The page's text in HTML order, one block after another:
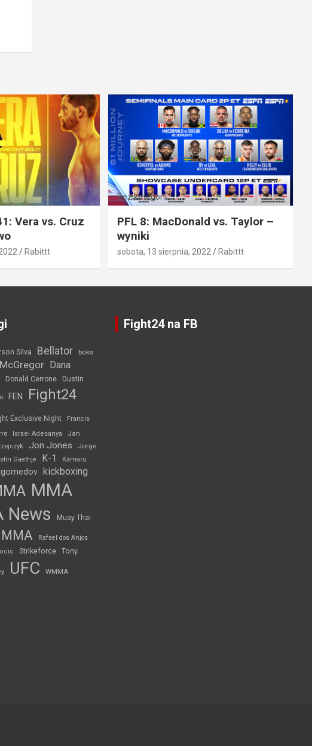
Vera vs. Cruz
Rabittt
Bez kategorii
PFL 8: MacDonald vs. Taylor –
wyniki
sobota, 13 sierpnia, 2022 Rabittt
Silva Bellator boks
Dana
Donald Cerrone Dustin
FEN Fight24
Exclusive Night
Francis
Israel Adesanya
Jan
Jon Jones
Jorge
Gaethje K-1
Kamaru
kickboxing
MMA
News Muay Thai
Rafael dos Anjos
Strikeforce Tony
UFC WMMA
Fight24 na FB